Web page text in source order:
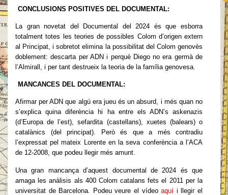
CONCLUSIONS POSITIVES DEL DOCUMENTAL:
La gran novetat del Documental del 2024 és que esborra
totalment totes les teories de possibles Colom d’origen extern
al Principat, i sobretot elimina la possibilitat del Colom genovès
doblement: descarta per ADN i perquè Diego no era germà de
l’Almirall, i per tant destrueix la teoria de la família genovesa.
MANCANCES DEL DOCUMENTAL:
Afirmar per ADN que algú era jueu és un absurd, i més quan no
s’explica quina diferència hi ha entre els ADN’s askenazis
(d’Europa de l’est), sefardita (castellans), xuetes (balears) o
catalànics (del principat). Però és que a més contradiu
l’expressat pel mateix Lorente en la seva conferència a l’ACA
de 12-2008, que podeu llegir més amunt.
Una gran mancança d’aquest documental de 2024 és que
amaga les anàlisis als 400 Colom catalans fets el 2011 per la
universitat de Barcelona. Podeu veure el vídeoaquí i llegir el